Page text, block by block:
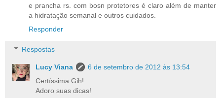
e prancha rs. com bosn protetores é claro além de manter
a hidratação semanal e outros cuidados.
Responder
Respostas
Lucy Viana
6 de setembro de 2012 às 13:54
Certíssima Gih!
Adoro suas dicas!